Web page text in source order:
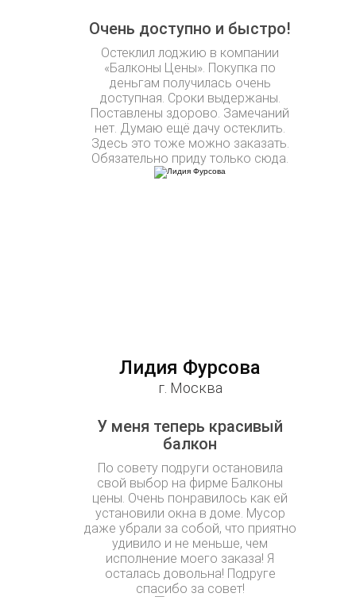
Очень доступно и быстро!
Остеклил лоджию в компании
«Балконы Цены». Покупка по
деньгам получилась очень
доступная. Сроки выдержаны.
Поставлены здорово. Замечаний
нет. Думаю ещё дачу остеклить.
Здесь это тоже можно заказать.
Обязательно приду только сюда.
Лидия Фурсова
г. Москва
У меня теперь красивый
балкон
По совету подруги остановила
свой выбор на фирме Балконы
цены. Очень понравилось как ей
установили окна в доме. Мусор
даже убрали за собой, что приятно
удивило и не меньше, чем
исполнение моего заказа! Я
осталась довольна! Подруге
спасибо за совет!